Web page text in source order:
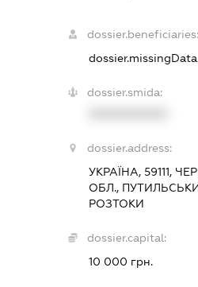
dossier.beneficiaries:
dossier.missingData
dossier.smida:
dossier.address:
УКРАЇНА, 59111,
ОБЛ.,
РОЗТОКИ
dossier.capital:
10 000 грн.